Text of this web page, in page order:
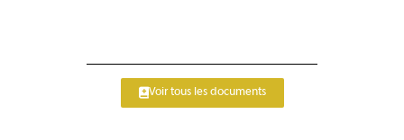
Voir tous les documents